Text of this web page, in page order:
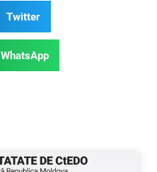
Twitter
WhatsApp